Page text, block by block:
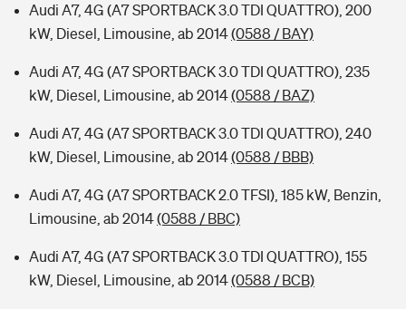
Audi A7, 4G (A7 SPORTBACK 3.0 TDI QUATTRO), 200
kW, Diesel, Limousine, ab 2014(0588 / BAY)
Audi A7, 4G (A7 SPORTBACK 3.0 TDI QUATTRO), 235
kW, Diesel, Limousine, ab 2014(0588 / BAZ)
Audi A7, 4G (A7 SPORTBACK 3.0 TDI QUATTRO), 240
kW, Diesel, Limousine, ab 2014(0588 / BBB)
Audi A7, 4G (A7 SPORTBACK 2.0 TFSI), 185 kW, Benzin,
Limousine, ab 2014(0588 / BBC)
Audi A7, 4G (A7 SPORTBACK 3.0 TDI QUATTRO), 155
kW, Diesel, Limousine, ab 2014(0588 / BCB)